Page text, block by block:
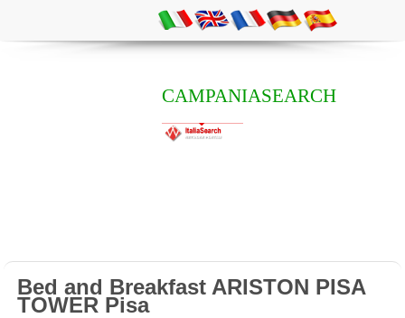
CAMPANIASEARCH
Bed and Breakfast ARISTON PISA
TOWER Pisa